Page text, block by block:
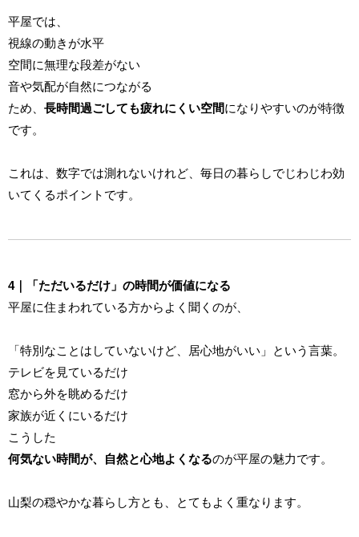
平屋では、
視線の動きが水平
空間に無理な段差がない
音や気配が自然につながる
ため、 長時間過ごしても疲れにくい空間になりやすいのが特徴
です。
これは、数字では測れないけれど、毎日の暮らしでじわじわ効
いてくるポイントです。
4｜「ただいるだけ」の時間が価値になる
平屋に住まわれている方からよく聞くのが、
「特別なことはしていないけど、居心地がいい」という言葉。
テレビを見ているだけ
窓から外を眺めるだけ
家族が近くにいるだけ
こうした
何気ない時間が、自然と心地よくなるのが平屋の魅力です。
山梨の穏やかな暮らし方とも、とてもよく重なります。